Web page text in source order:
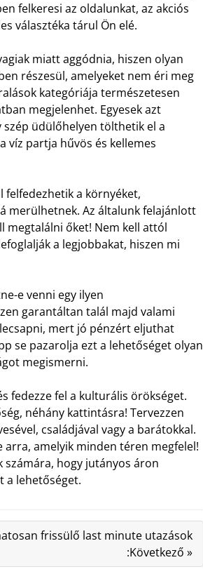
felkeresi az oldalunkat, az akciós
választéka tárul Ön elé.
miatt aggódnia, hiszen olyan
részesül, amelyeket nem éri meg
kategóriája természetesen
megjelenhet. Egyesek azt
szép üdülőhelyen tölthetik el a
víz partja hűvös és kellemes
felfedezhetik a környéket,
merülhetnek. Az általunk felajánlott
megtalálni őket! Nem kell attól
a legjobbakat, hiszen mi
e venni egy ilyen
garantáltan talál majd valami
mert jó pénzért eljuthat
se pazarolja ezt a lehetőséget olyan
megismerni.
fedezze fel a kulturális örökséget.
néhány kattintásra! Tervezzen
családjával vagy a barátokkal.
arra, amelyik minden téren megfelel!
számára, hogy jutányos áron
a lehetőséget.
frissülő last minute utazások
:Következő »